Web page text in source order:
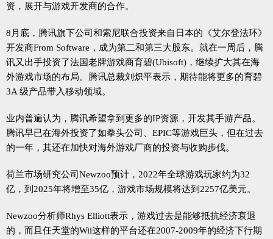
资，展开与游戏开发商的合作。
8月底，腾讯旗下公司和索尼联合投资来自日本的《艾尔登法环》
开发商From Software，成为第二和第三大股东。就在一周后，腾
讯又出手投资了法国老牌游戏商育碧(Ubisoft)，继续扩大其在海
外游戏市场的布局。腾讯总裁刘炽平表示，期待能将更多的育碧
3A 级产品带入移动领域。
业内普遍认为，腾讯希望拿到更多的IP资源，开发其手游产品。
腾讯早已在海外投资了如拳头公司、EPIC等游戏巨头，但在过去
的一年，其还在加快对海外游戏厂商的投资与收购步伐。
荷兰市场研究公司Newzoo预计，2022年全球游戏玩家约为32
亿，到2025年将增至35亿，游戏市场规模将达到2257亿美元。
Newzoo分析师Rhys Elliott表示，游戏过去是能够抵抗经济衰退
的，而且任天堂的Wii这样的平台还在2007-2009年的经济下行期